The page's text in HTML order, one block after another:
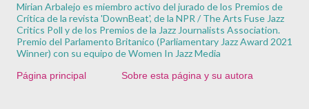
Mirian Arbalejo es miembro activo del jurado de los Premios de
Crítica de la revista 'DownBeat', de la NPR / The Arts Fuse Jazz
Critics Poll y de los Premios de la Jazz Journalists Association.
Premio del Parlamento Britanico (Parliamentary Jazz Award 2021
Winner) con su equipo de Women In Jazz Media
Página principal Sobre esta página y su autora